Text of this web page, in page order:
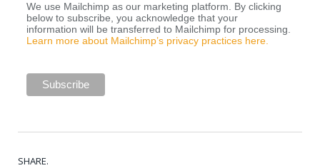
We use Mailchimp as our marketing platform. By clicking
below to subscribe, you acknowledge that your
information will be transferred to Mailchimp for processing.
Learn more about Mailchimp’s privacy practices here.
SHARE.